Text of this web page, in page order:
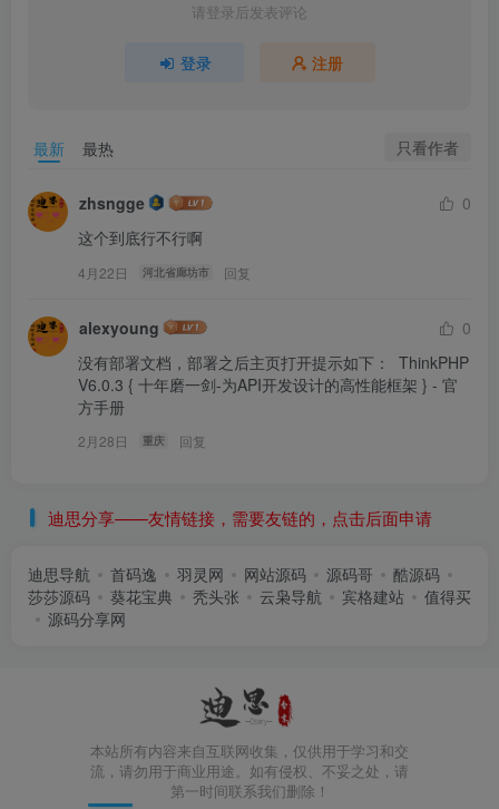
请登录后发表评论
登录 注册
最新 最热 只看作者
zhsngge
0
这个到底行不行啊
4月22日 河北省廊坊市 回复
alexyoung
0
没有部署文档，部署之后主页打开提示如下：  ThinkPHP
V6.0.3 { 十年磨一剑-为API开发设计的高性能框架 } - 官
方手册
2月28日 重庆 回复
迪思分享——友情链接，需要友链的，点击后面申请
迪思导航 首码逸 羽灵网 网站源码 源码哥
酷源码
莎莎源码
葵花宝典 秃头张 云枭导航 宾格建站
值得买
源码分享网
本站所有内容来自互联网收集，仅供用于学习和交
流，请勿用于商业用途。如有侵权、不妥之处，请
第一时间联系我们删除！